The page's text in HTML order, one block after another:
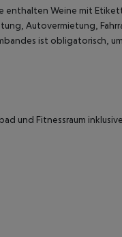
enthalten Weine mit
Autovermietung,
ist obligatorisch,
und Fitnessraum